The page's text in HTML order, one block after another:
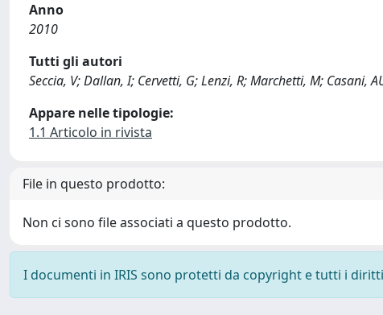
Anno
2010
Tutti gli autori
Seccia, V; Dallan, I; Cervetti, G; Lenzi, R; Marchetti, M; Casani,
Appare nelle tipologie:
1.1 Articolo in rivista
File in questo prodotto:
Non ci sono file associati a questo prodotto.
I documenti in IRIS sono protetti da copyright e tutti i